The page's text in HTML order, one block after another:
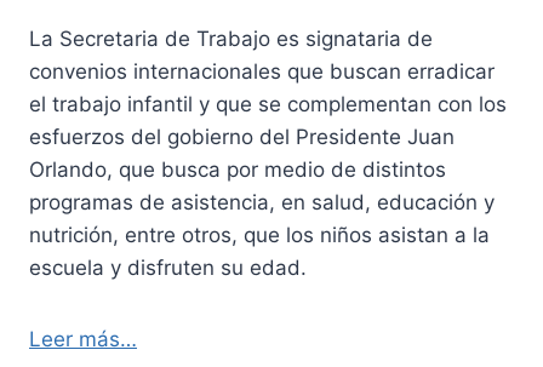
La Secretaria de Trabajo es signataria de
convenios internacionales que buscan erradicar
el trabajo infantil y que se complementan con los
esfuerzos del gobierno del Presidente Juan
Orlando, que busca por medio de distintos
programas de asistencia, en salud, educación y
nutrición, entre otros, que los niños asistan a la
escuela y disfruten su edad.
Leer más…